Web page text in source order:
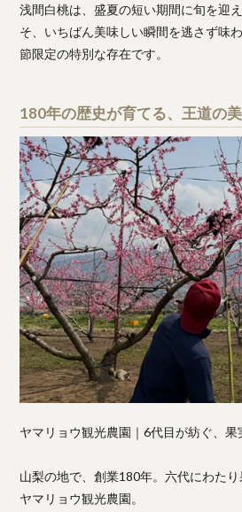
浅間白桃は、盛夏の短い期間に旬を迎
そ、いちばん美味しい瞬間を逃さず味
節限定の特別な存在です。
180年の歴史が育てる、王道の
ヤマリョウ観光農園｜6代目が紡ぐ、
山梨の地で、創業180年。六代にわた
ヤマリョウ観光農園。